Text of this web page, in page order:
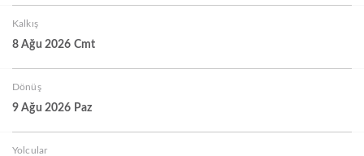
Kalkış
8 Ağu 2026 Cmt
Dönüş
9 Ağu 2026 Paz
Yolcular